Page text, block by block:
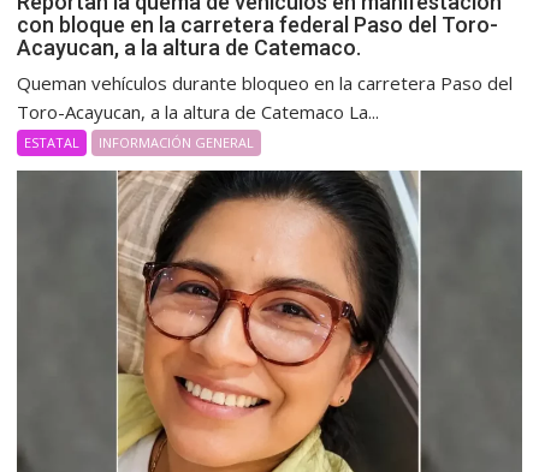
con bloque en la carretera federal Paso del Toro-
Acayucan, a la altura de Catemaco.
Queman vehículos durante bloqueo en la carretera Paso del
Toro-Acayucan, a la altura de Catemaco La...
ESTATAL INFORMACIÓN GENERAL